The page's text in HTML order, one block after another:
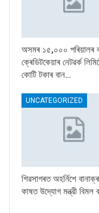
অসমৰ ১৫,০০০ পৰিয়ালৰ
ক্ৰেডিটকেয়াৰ নেটৱৰ্ক
কোটি টকাৰ বান…
UNCATEGORIZED
শিৱসাগৰত অহৰ্নিশে
কাষত উদ্যোগ মন্ত্রী বিমল